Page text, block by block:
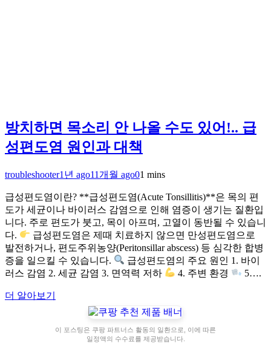
방치하면 목소리 안 나올 수도 있어!.. 급
성편도염 원인과 대책
troubleshooter1년 ago11개월 ago01 mins
급성편도염이란? **급성편도염(Acute Tonsillitis)**은 목의 편
도가 세균이나 바이러스 감염으로 인해 염증이 생기는 질환입
니다. 주로 편도가 붓고, 목이 아프며, 고열이 동반될 수 있습니
다.
급성편도염은 제때 치료하지 않으면 만성편도염으로
발전하거나, 편도주위농양(Peritonsillar abscess) 등 심각한 합병
증을 일으킬 수 있습니다.
급성편도염의 주요 원인 1. 바이
러스 감염 2. 세균 감염 3. 면역력 저하
4. 주변 환경 5….
더 알아보기
이 포스팅은 쿠팡 파트너스 활동의 일환으로, 이에 따른
일정액의 수수료를 제공받습니다.